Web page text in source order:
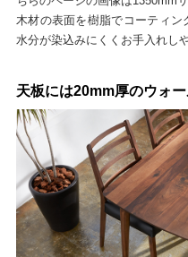
木材の表面を樹脂でコーティン
水分が染込みにくくお手入れし
天板には20mm厚のウォ